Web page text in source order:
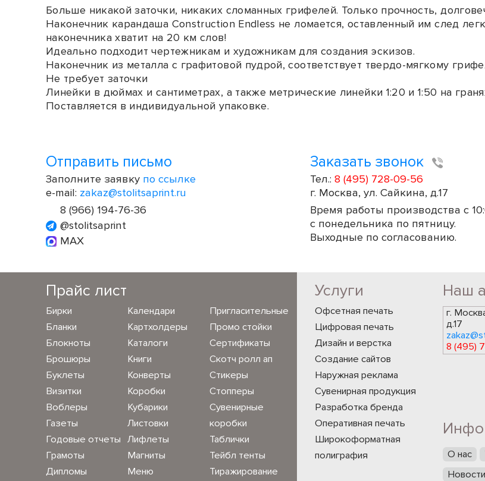
Больше никакой заточки, никаких сломанных грифелей. Только прочность,
Наконечник карандаша Construction Endless не ломается, оставленный им след
наконечника хватит на 20 км слов!
Идеально подходит чертежникам и художникам для создания эскизов.
Наконечник из металла с графитовой пудрой, соответствует твердо-мягкому
Не требует заточки
Линейки в дюймах и сантиметрах, а также метрические линейки 1:20 и 1:50 на
Поставляется в индивидуальной упаковке.
Отправить письмо
Заполните заявку по ссылке
e-mail: zakaz@stolitsaprint.ru
8 (966) 194-76-36
@stolitsaprint
MAX
Заказать звонок
Тел.: 8 (495) 728-09-56
г. Москва, ул. Сайкина, д.17
Время работы производства с
с понедельника по пятницу.
Выходные по согласованию.
Прайс лист
Бирки
Бланки
Блокноты
Брошюры
Буклеты
Визитки
Воблеры
Газеты
Годовые отчеты
Грамоты
Дипломы
Календари
Картхолдеры
Каталоги
Книги
Конверты
Коробки
Кубарики
Листовки
Лифлеты
Магниты
Меню
Пригласительные
Промо стойки
Сертификаты
Скотч ролл ап
Стикеры
Стопперы
Сувенирные
коробки
Таблички
Тейбл тенты
Тиражирование
Услуги
Офсетная печать
Цифровая печать
Дизайн и верстка
Создание сайтов
Наружная реклама
Сувенирная продукция
Разработка бренда
Оперативная печать
Широкоформатная
полиграфия
Наш
г.
д.17
8 (495)
Инфо
О нас
Новости